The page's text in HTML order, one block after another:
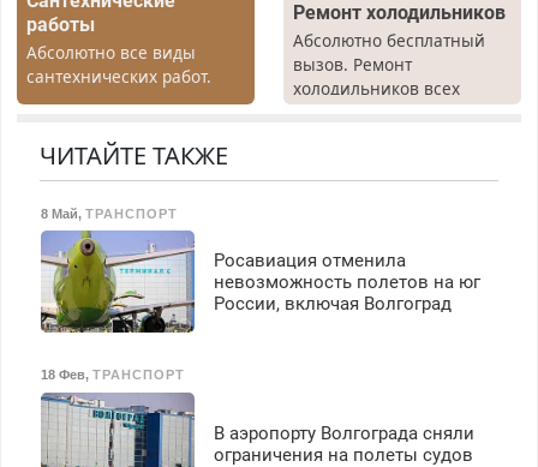
выплачивается денежная
премия. Возможно
бесплатное обучение,
получение документов,
работа инспектором по
безопасности с з/п до
125000 руб.
работы
Абсолютно все виды
сантехнических работ.
Быстро. Качественно.
Ремонт холодильников
Абсолютно бесплатный
вызов. Ремонт
холодильников всех
марок на дому, с
Пенсионерам – скидки до
ЧИТАЙТЕ ТАКЖЕ
8 Май, ТРАНСПОРТ
Росавиация отменила
невозможность полетов на юг
России, включая Волгоград
18 Фев, ТРАНСПОРТ
В аэропорту Волгограда сняли
ограничения на полеты судов